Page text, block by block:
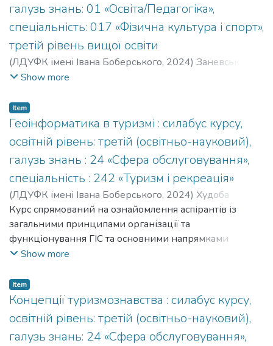
галузь знань: 01 «Освіта/Педагогіка»,
спеціальність: 017 «Фізична культура і спорт»,
третій рівень вищої освіти
(ЛДУФК імені Івана Боберського, 2024) Заневський
Ігор;Zanevskyi Ihor
Show more
Item
Геоінформатика в туризмі : силабус курсу,
освітній рівень: третій (освітньо-науковий),
галузь знань : 24 «Сфера обслуговування»,
спеціальність : 242 «Туризм і рекреація»
(ЛДУФК імені Івана Боберського, 2024) Худоба
Володимир;Khudoba Volodymyr;Кафедра туризму
Курс спрямований на ознайомлення аспірантів із
загальними принципами організації та
функціонування ГІС та основними напрямками
прикладного застосування в туристичних
Show more
Item
Концепції туризмознавства : силабус курсу,
освітній рівень: третій (освітньо-науковий),
галузь знань: 24 «Сфера обслуговування»,